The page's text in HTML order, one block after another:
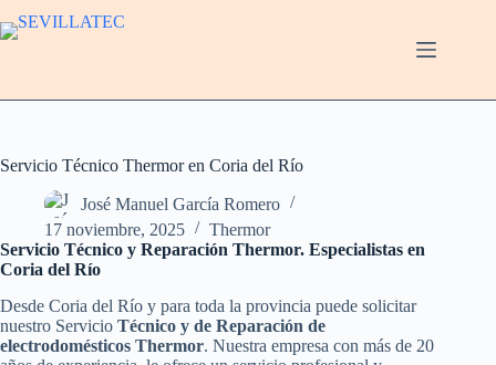
al
Servicio Técnico Thermor en Coria del Río
José Manuel García Romero
17 noviembre, 2025
Thermor
Servicio Técnico y Reparación Thermor. Especialistas en
Coria del Río
Desde Coria del Río y para toda la provincia puede solicitar
nuestro Servicio Técnico y de Reparación de
electrodomésticos Thermor. Nuestra empresa con más de 20